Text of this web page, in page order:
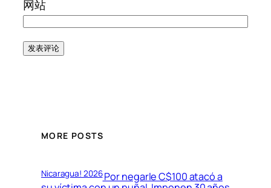
网站
MORE POSTS
Nicaragua! 2026Por negarle C$100 atacó a